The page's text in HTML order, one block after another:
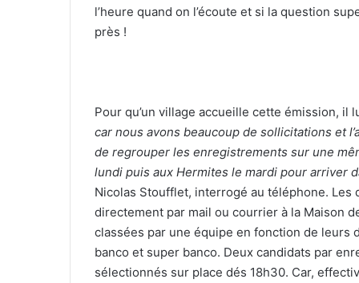
l’heure quand on l’écoute et si la question
près !
Pour qu’un village accueille cette émission, il
car nous avons beaucoup de sollicitations et
de regrouper les enregistrements sur une
lundi puis aux Hermites le mardi pour arriver
Nicolas Stoufflet, interrogé au téléphone.
directement par mail ou courrier à la Maison
classées par une équipe en fonction de leurs
banco et super banco. Deux candidats par
sélectionnés sur place dés 18h30. Car,